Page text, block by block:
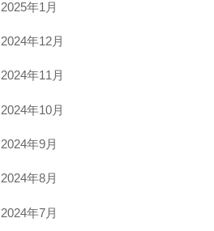
2025年1月
2024年12月
2024年11月
2024年10月
2024年9月
2024年8月
2024年7月